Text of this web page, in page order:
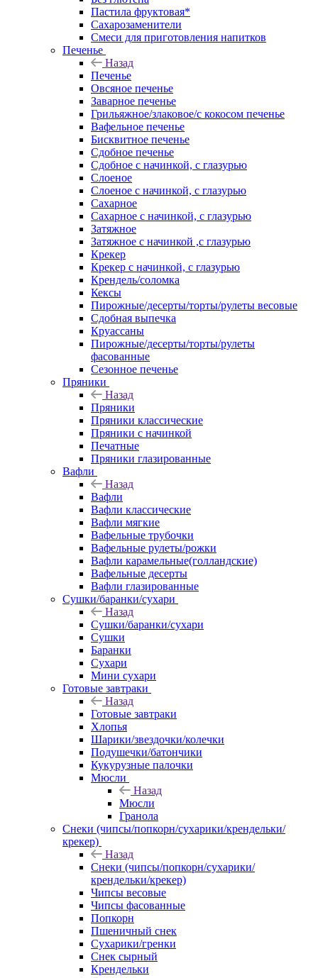
Пастила фруктовая*
Сахарозаменители
Смеси для приготовления напитков
Печенье
Назад
Печенье
Овсяное печенье
Заварное печенье
Грильяжное/злаковое/с кокосом печенье
Вафельное печенье
Бисквитное печенье
Сдобное печенье
Сдобное с начинкой, с глазурью
Слоеное
Слоеное с начинкой, с глазурью
Сахарное
Сахарное с начинкой, с глазурью
Затяжное
Затяжное с начинкой ,с глазурью
Крекер
Крекер с начинкой, с глазурью
Крендель/соломка
Кексы
Пирожные/десерты/торты/рулеты весовые
Сдобная выпечка
Круассаны
Пирожные/десерты/торты/рулеты
фасованные
Сезонное печенье
Пряники
Назад
Пряники
Пряники классические
Пряники с начинкой
Печатные
Пряники глазированные
Вафли
Назад
Вафли
Вафли классические
Вафли мягкие
Вафельные трубочки
Вафельные рулеты/рожки
Вафли карамельные(голландские)
Вафельные десерты
Вафли глазированные
Сушки/баранки/сухари
Назад
Сушки/баранки/сухари
Сушки
Баранки
Сухари
Мини сухари
Готовые завтраки
Назад
Готовые завтраки
Хлопья
Шарики/звездочки/колечки
Подушечки/батончики
Кукурузные палочки
Мюсли
Назад
Мюсли
Гранола
Снеки (чипсы/попкорн/сухарики/крендельки/
крекер)
Назад
Снеки (чипсы/попкорн/сухарики/
крендельки/крекер)
Чипсы весовые
Чипсы фасованные
Попкорн
Пшеничный снек
Сухарики/гренки
Снек сырный
Крендельки